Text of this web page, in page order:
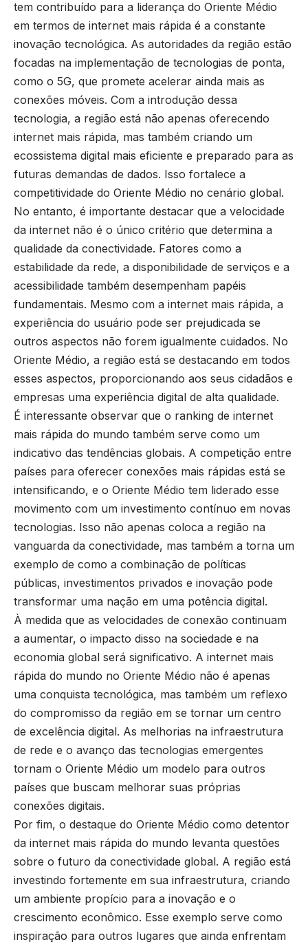
tem contribuído para a liderança do Oriente Médio
em termos de internet mais rápida é a constante
inovação tecnológica. As autoridades da região estão
focadas na implementação de tecnologias de ponta,
como o 5G, que promete acelerar ainda mais as
conexões móveis. Com a introdução dessa
tecnologia, a região está não apenas oferecendo
internet mais rápida, mas também criando um
ecossistema digital mais eficiente e preparado para as
futuras demandas de dados. Isso fortalece a
competitividade do Oriente Médio no cenário global.
No entanto, é importante destacar que a velocidade
da internet não é o único critério que determina a
qualidade da conectividade. Fatores como a
estabilidade da rede, a disponibilidade de serviços e a
acessibilidade também desempenham papéis
fundamentais. Mesmo com a internet mais rápida, a
experiência do usuário pode ser prejudicada se
outros aspectos não forem igualmente cuidados. No
Oriente Médio, a região está se destacando em todos
esses aspectos, proporcionando aos seus cidadãos e
empresas uma experiência digital de alta qualidade.
É interessante observar que o ranking de internet
mais rápida do mundo também serve como um
indicativo das tendências globais. A competição entre
países para oferecer conexões mais rápidas está se
intensificando, e o Oriente Médio tem liderado esse
movimento com um investimento contínuo em novas
tecnologias. Isso não apenas coloca a região na
vanguarda da conectividade, mas também a torna um
exemplo de como a combinação de políticas
públicas, investimentos privados e inovação pode
transformar uma nação em uma potência digital.
À medida que as velocidades de conexão continuam
a aumentar, o impacto disso na sociedade e na
economia global será significativo. A internet mais
rápida do mundo no Oriente Médio não é apenas
uma conquista tecnológica, mas também um reflexo
do compromisso da região em se tornar um centro
de excelência digital. As melhorias na infraestrutura
de rede e o avanço das tecnologias emergentes
tornam o Oriente Médio um modelo para outros
países que buscam melhorar suas próprias
conexões digitais.
Por fim, o destaque do Oriente Médio como detentor
da internet mais rápida do mundo levanta questões
sobre o futuro da conectividade global. A região está
investindo fortemente em sua infraestrutura, criando
um ambiente propício para a inovação e o
crescimento econômico. Esse exemplo serve como
inspiração para outros lugares que ainda enfrentam